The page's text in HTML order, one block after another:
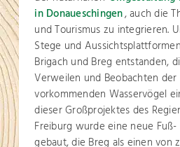
in Donaueschingen, auch die
und Tourismus zu integrieren.
Stege und
Brigach und Breg entstanden,
Verweilen und Beobachten der
vorkommenden Wasservögel
dieser Großprojektes des
Freiburg wurde eine neue
gebaut, die Breg als einen von